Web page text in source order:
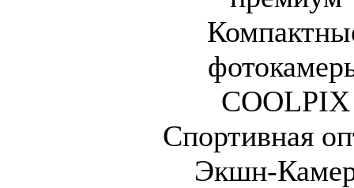
COOLPIX
Спортивная
Экшн-